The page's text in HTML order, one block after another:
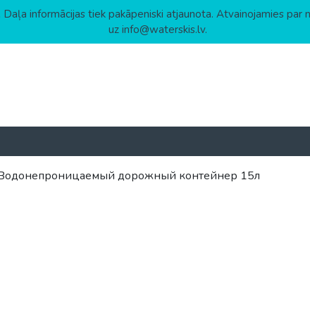
informācijas tiek pakāpeniski atjaunota. Atvainojamies par
uz info@waterskis.lv.
дорожный контейнер 15л